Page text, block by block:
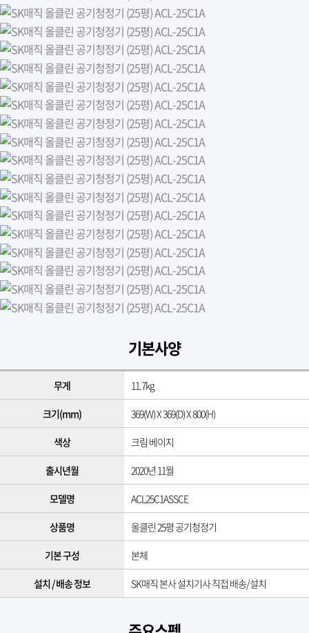
기본사양
무게 11.7kg
크기(mm) 369(W) X 369(D) X 800(H)
색상 크림 베이지
출시년월 2020년 11월
모델명 ACL25C1ASSCE
상품명 올클린 25평 공기청정기
기본 구성 본체
설치 / 배송 정보 SK매직 본사 설치기사 직접 배송/설치